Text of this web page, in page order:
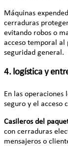
Máquinas
cerraduras
evitando robos o
acceso temporal al
seguridad general.
4. logística y
En las
seguro y el acceso
Casileros del
con cerraduras
mensajeros o